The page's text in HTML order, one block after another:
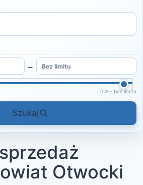
–
0 zł – bez limitu
Szukaj
Otwocki